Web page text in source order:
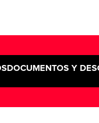
DOCUMENTOS Y